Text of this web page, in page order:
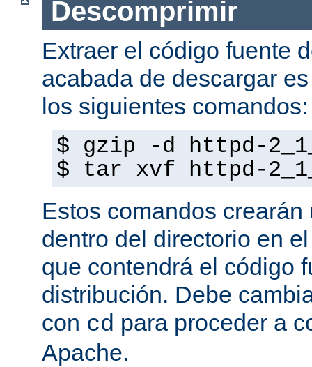
Descomprimir
Extraer el código fuente
acabada de descargar
los siguientes comandos:
$ gzip -d httpd-
$ tar xvf httpd-
Estos comandos
dentro del directorio en
que contendrá el código
distribución. Debe
con cd para proceder a
Apache.